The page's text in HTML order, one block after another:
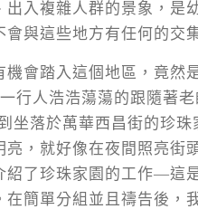
出入複雜人群的景象，是
與這些地方有任何的交
會踏入這個地區，竟然
行人浩浩蕩蕩的跟隨著
坐落於萬華西昌街的珍
，就好像在夜間照亮街
紹了珍珠家園的工作—這
簡單分組並且禱告後，